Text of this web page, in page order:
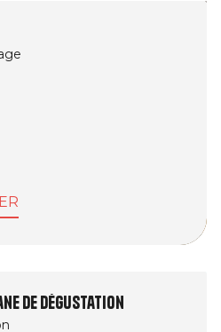
de dégustation